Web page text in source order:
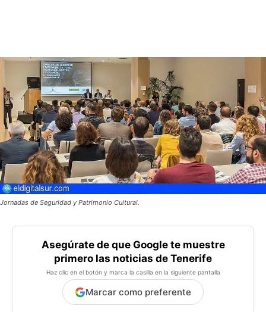
Jornadas de Seguridad y Patrimonio Cultural.
Asegúrate de que Google te muestre
primero las noticias de Tenerife
Haz clic en el botón y marca la casilla en la siguiente pantalla
Marcar como preferente